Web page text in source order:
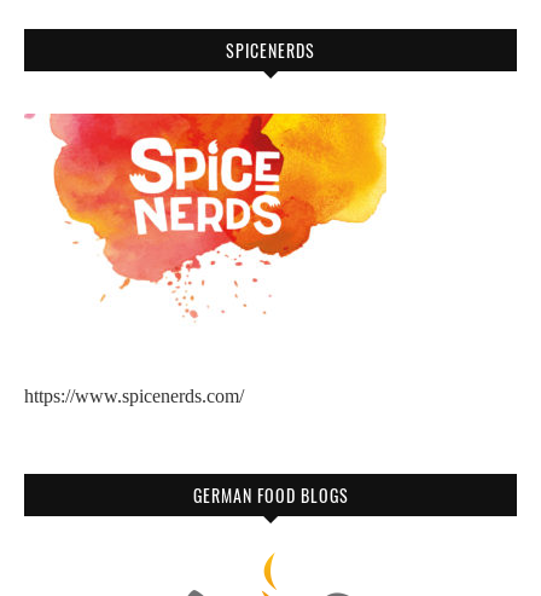
SPICENERDS
https://www.spicenerds.com/
GERMAN FOOD BLOGS